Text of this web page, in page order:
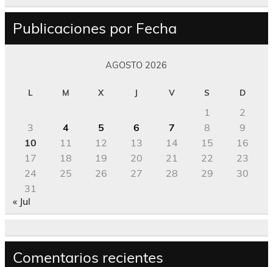
Publicaciones por Fecha
AGOSTO 2026
L M X J V S D
1
2
3
4 5 6 7 8
9
10
11 12 13 14 15
16
17
18 19 20 21 22
23
24
25 26 27 28 29
30
31
« Jul
Comentarios recientes